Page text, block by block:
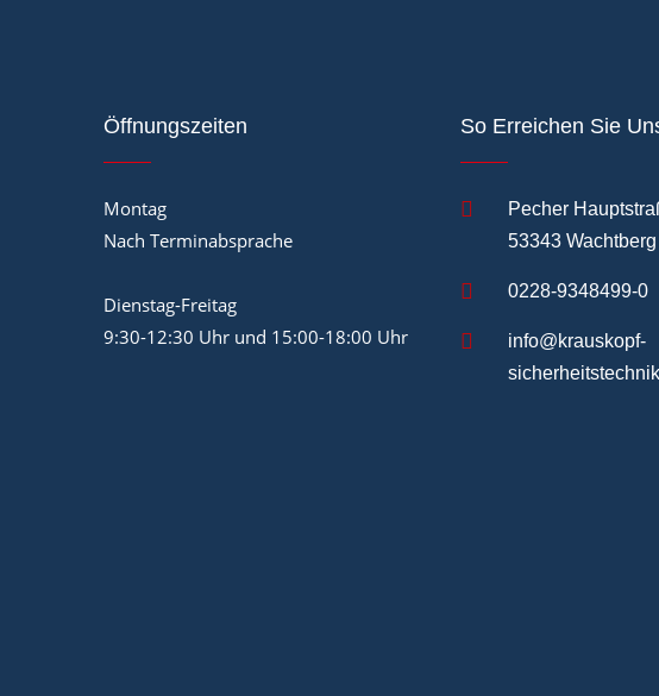
Öffnungszeiten
Montag
Nach Terminabsprache
Dienstag-Freitag
9:30-12:30 Uhr und 15:00-18:00 Uhr
So Erreichen Sie
Pecher
53343 Wachtberg
0228-9348499-0
info@krauskopf-